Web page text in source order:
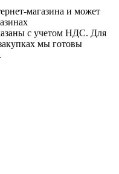
магазина и может
с учетом НДС. Для
мы готовы